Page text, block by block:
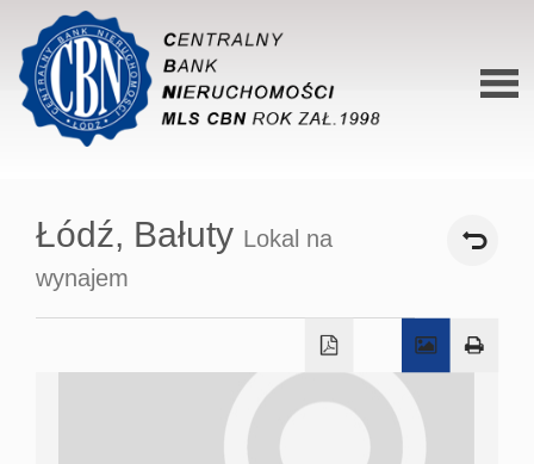
O
Łódź, Bałuty Lokal na
wynajem